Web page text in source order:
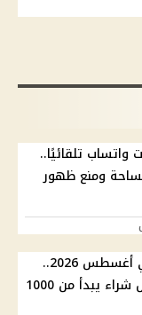
تلقائيًا..
ومنع ظهور
شهادات ادخار بنك saib في أغسطس 2026..
عائد يصل إلى 19.50% وأقل شراء يبدأ من 1000